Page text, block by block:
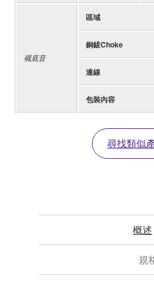
襯底音
區域
銅鈸Choke
連線
包裝內容
尋找類似
概述
規